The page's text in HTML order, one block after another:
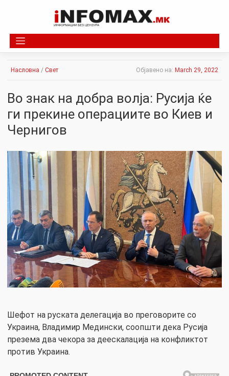
Насловна / Свет Објавено на: March 29, 2022
Во знак на добра волја: Русија ќе
ги прекине операциите во Киев и
Чернигов
Шефот на руската делегација во преговорите со
Украина, Владимир Медински, соопшти дека Русија
презема два чекора за деескалација на конфликтот
против Украина.